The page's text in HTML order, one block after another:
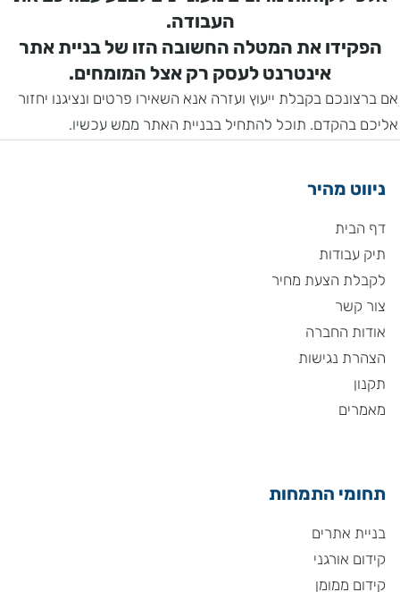
העבודה.
הפקידו את המטלה החשובה הזו של בניית אתר
אינטרנט לעסק רק אצל המומחים.
אם ברצונכם בקבלת ייעוץ ועזרה אנא השאירו פרטים ונציגנו יחזור
אליכם בהקדם. תוכל להתחיל בבניית האתר ממש עכשיו.
ניווט מהיר
דף הבית
תיק עבודות
לקבלת הצעת מחיר
צור קשר
אודות החברה
הצהרת נגישות
תקנון
מאמרים
תחומי התמחות
בניית אתרים
קידום אורגני
קידום ממומן